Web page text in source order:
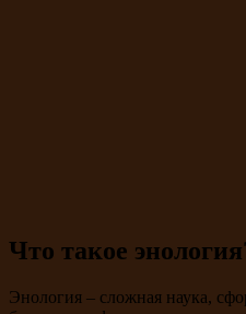
Что такое
Энология – сложная наука,